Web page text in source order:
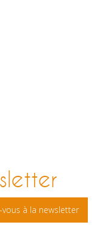
vous à la newsletter